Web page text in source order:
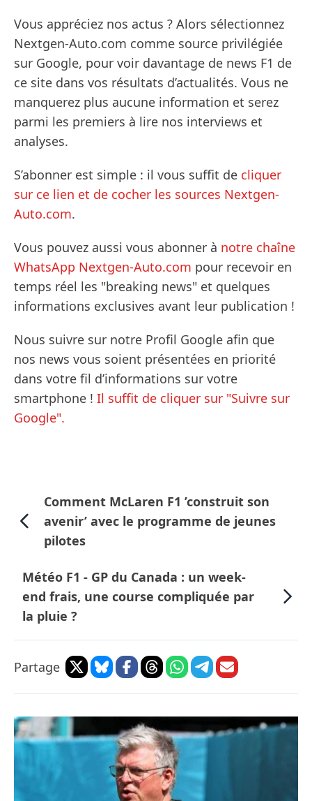
Vous appréciez nos actus ? Alors sélectionnez
Nextgen-Auto.com comme source privilégiée
sur Google, pour voir davantage de news F1 de
ce site dans vos résultats d’actualités. Vous ne
manquerez plus aucune information et serez
parmi les premiers à lire nos interviews et
analyses.
S’abonner est simple : il vous suffit de cliquer
sur ce lien et de cocher les sources Nextgen-
Auto.com.
Vous pouvez aussi vous abonner à notre chaîne
WhatsApp Nextgen-Auto.com pour recevoir en
temps réel les "breaking news" et quelques
informations exclusives avant leur publication !
Nous suivre sur notre Profil Google afin que
nos news vous soient présentées en priorité
dans votre fil d’informations sur votre
smartphone ! Il suffit de cliquer sur "Suivre sur
Google".
Comment McLaren F1 ’construit son
avenir’ avec le programme de jeunes
pilotes
Météo F1 - GP du Canada : un week-
end frais, une course compliquée par
la pluie ?
Partage